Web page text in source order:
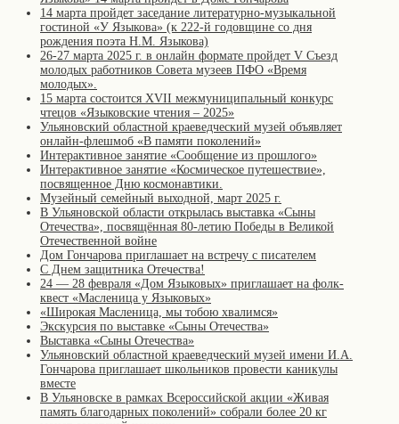
14 марта пройдет заседание литературно-музыкальной
гостиной «У Языкова» (к 222-й годовщине со дня
рождения поэта Н.М. Языкова)
26-27 марта 2025 г. в онлайн формате пройдет V Съезд
молодых работников Совета музеев ПФО «Время
молодых».
15 марта состоится XVII межмуниципальный конкурс
чтецов «Языковские чтения – 2025»
Ульяновский областной краеведческий музей объявляет
онлайн-флешмоб «В памяти поколений»
Интерактивное занятие «Сообщение из прошлого»
Интерактивное занятие «Космическое путешествие»,
посвященное Дню космонавтики.
Музейный семейный выходной, март 2025 г.
В Ульяновской области открылась выставка «Сыны
Отечества», посвящённая 80-летию Победы в Великой
Отечественной войне
Дом Гончарова приглашает на встречу с писателем
С Днем защитника Отечества!
24 — 28 февраля «Дом Языковых» приглашает на фолк-
квест «Масленица у Языковых»
«Широкая Масленица, мы тобою хвалимся»
Экскурсия по выставке «Сыны Отечества»
Выставка «Сыны Отечества»
Ульяновский областной краеведческий музей имени И.А.
Гончарова приглашает школьников провести каникулы
вместе
В Ульяновске в рамках Всероссийской акции «Живая
память благодарных поколений» собрали более 20 кг